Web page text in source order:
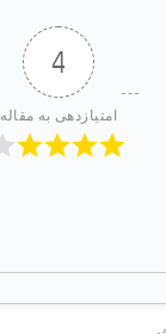
4
امتیازدهی به مقاله